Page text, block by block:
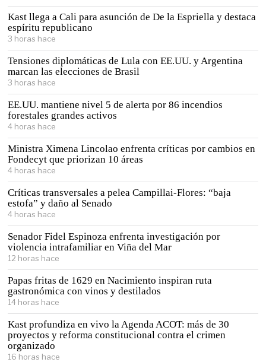
Kast llega a Cali para asunción de De la Espriella y destaca
espíritu republicano
3 horas hace
Tensiones diplomáticas de Lula con EE.UU. y Argentina
marcan las elecciones de Brasil
3 horas hace
EE.UU. mantiene nivel 5 de alerta por 86 incendios
forestales grandes activos
4 horas hace
Ministra Ximena Lincolao enfrenta críticas por cambios en
Fondecyt que priorizan 10 áreas
4 horas hace
Críticas transversales a pelea Campillai-Flores: “baja
estofa” y daño al Senado
4 horas hace
Senador Fidel Espinoza enfrenta investigación por
violencia intrafamiliar en Viña del Mar
12 horas hace
Papas fritas de 1629 en Nacimiento inspiran ruta
gastronómica con vinos y destilados
14 horas hace
Kast profundiza en vivo la Agenda ACOT: más de 30
proyectos y reforma constitucional contra el crimen
organizado
16 horas hace